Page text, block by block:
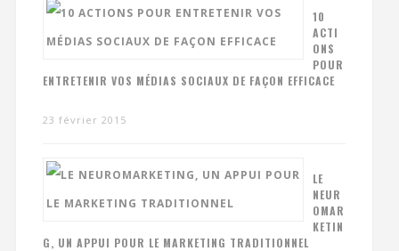
10
ACTI
ONS
POUR
ENTRETENIR VOS MÉDIAS SOCIAUX DE FAÇON EFFICACE
23 février 2015
LE
NEUR
OMAR
KETIN
G, UN APPUI POUR LE MARKETING TRADITIONNEL